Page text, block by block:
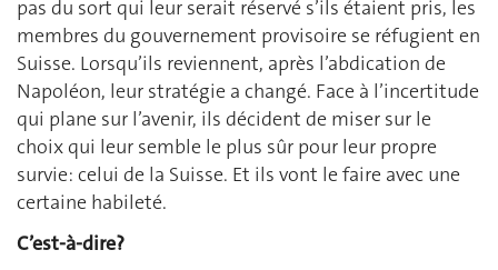
pas du sort qui leur serait réservé s’ils étaient pris, les
membres du gouvernement provisoire se réfugient en
Suisse. Lorsqu’ils reviennent, après l’abdication de
Napoléon, leur stratégie a changé. Face à l’incertitude
qui plane sur l’avenir, ils décident de miser sur le
choix qui leur semble le plus sûr pour leur propre
survie: celui de la Suisse. Et ils vont le faire avec une
certaine habileté.
C’est-à-dire?